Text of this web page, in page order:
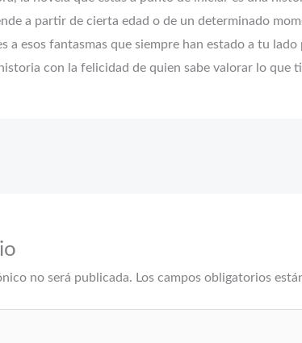
a partir de cierta edad o de un determinado
a esos fantasmas que siempre han estado a tu
con la felicidad de quien sabe valorar lo que
no será publicada. Los campos obligatorios